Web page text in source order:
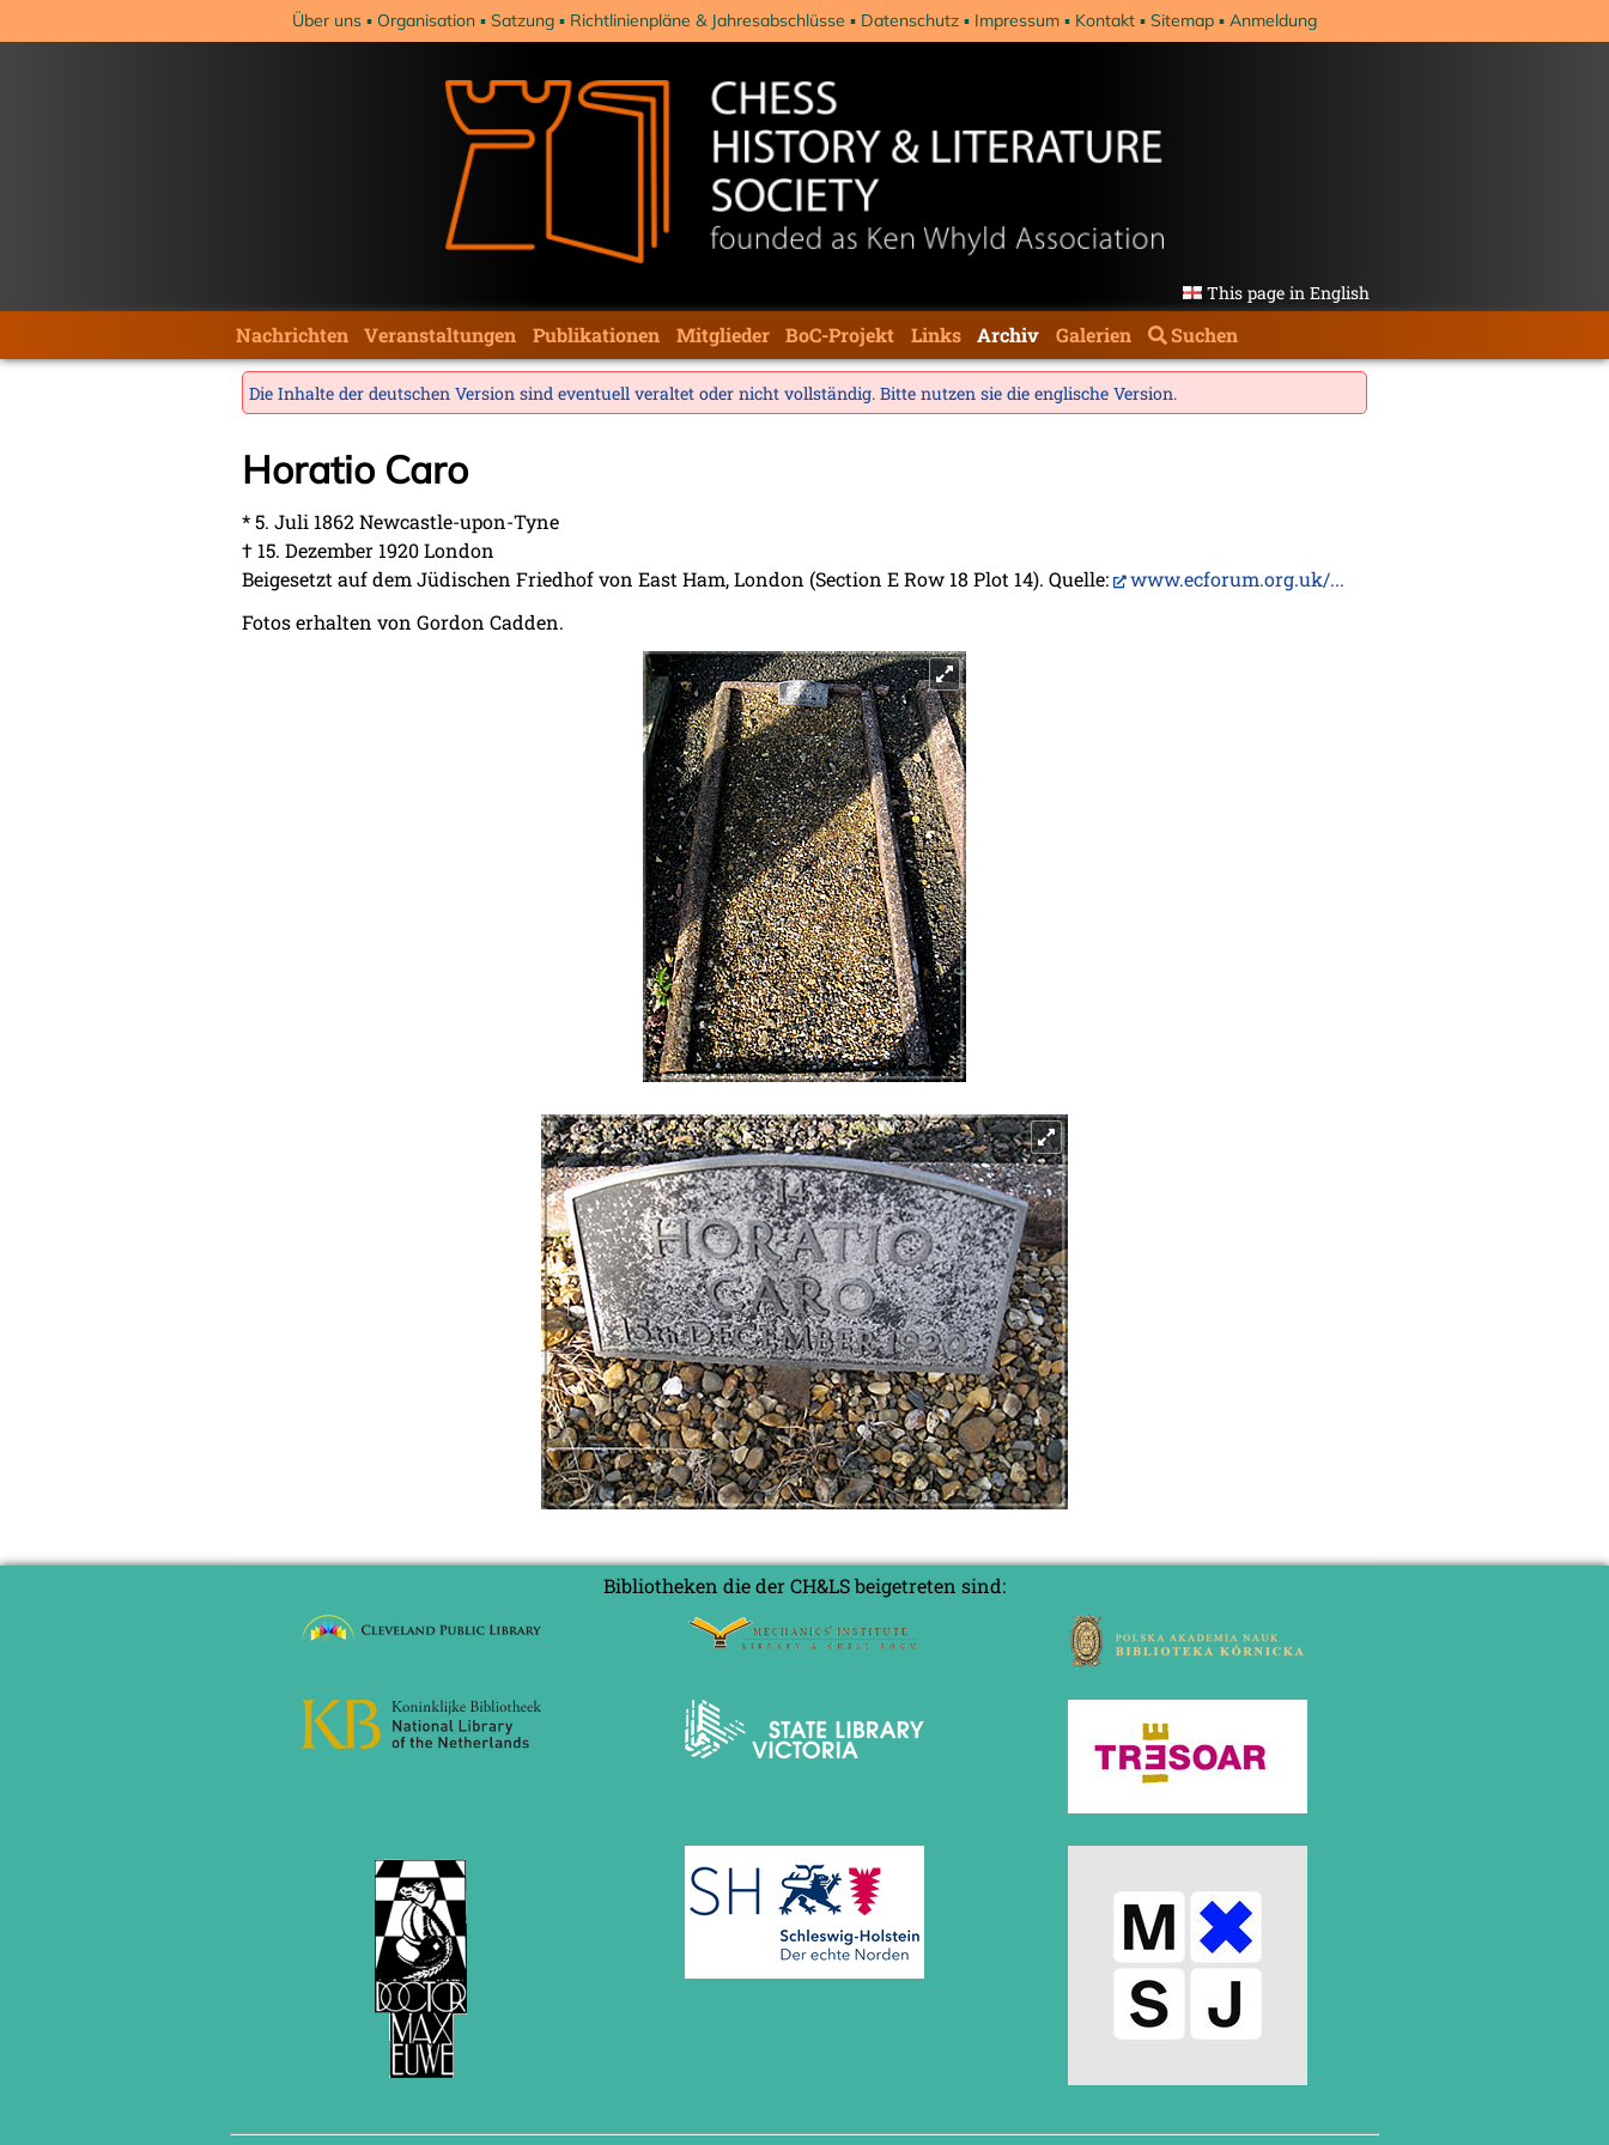
Über uns Organisation Satzung Richtlinienpläne & Jahresabschlüsse Datenschutz Impressum Kontakt Sitemap Anmeldung
This page in English
überspringen
Nachrichten Veranstaltungen Publikationen Mitglieder BoC-Projekt Links Archiv Galerien Suchen
Die Inhalte der deutschen Version sind eventuell veraltet oder nicht vollständig. Bitte nutzen sie die englische Version.
Horatio Caro
* 5. Juli 1862 Newcastle-upon-Tyne
† 15. Dezember 1920 London
Beigesetzt auf dem Jüdischen Friedhof von East Ham, London (Section E Row 18 Plot 14). Quelle:
www.ecforum.org.uk/...
Fotos erhalten von Gordon Cadden.
Bibliotheken die der CH&LS beigetreten sind: